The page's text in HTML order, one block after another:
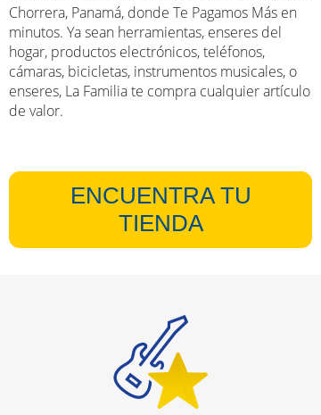
Chorrera, Panamá, donde Te Pagamos Más en
minutos. Ya sean herramientas, enseres del
hogar, productos electrónicos, teléfonos,
cámaras, bicicletas, instrumentos musicales, o
enseres, La Familia te compra cualquier artículo
de valor.
ENCUENTRA TU
TIENDA